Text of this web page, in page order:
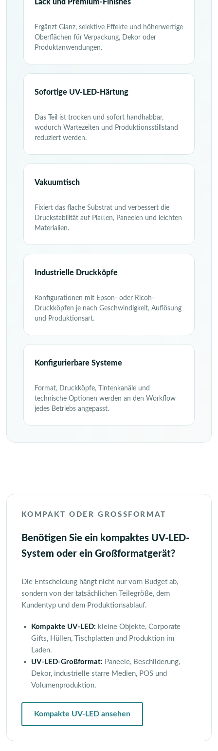
Lack und Premium-Finishes
Ergänzt Glanz, selektive Effekte und höherwertige
Oberflächen für Verpackung, Dekor oder
Produktanwendungen.
Sofortige UV-LED-Härtung
Das Teil ist trocken und sofort handhabbar,
wodurch Wartezeiten und Produktionsstillstand
reduziert werden.
Vakuumtisch
Fixiert das flache Substrat und verbessert die
Druckstabilität auf Platten, Paneelen und leichten
Materialien.
Industrielle Druckköpfe
Konfigurationen mit Epson- oder Ricoh-
Druckköpfen je nach Geschwindigkeit, Auflösung
und Produktionsart.
Konfigurierbare Systeme
Format, Druckköpfe, Tintenkanäle und
technische Optionen werden an den Workflow
jedes Betriebs angepasst.
KOMPAKT ODER GROSSFORMAT
Benötigen Sie ein kompaktes UV-LED-
System oder ein Großformatgerät?
Die Entscheidung hängt nicht nur vom Budget ab,
sondern von der tatsächlichen Teilegröße, dem
Kundentyp und dem Produktionsablauf.
Kompakte UV-LED: kleine Objekte, Corporate
Gifts, Hüllen, Tischplatten und Produktion im
Laden.
UV-LED-Großformat: Paneele, Beschilderung,
Dekor, industrielle starre Medien, POS und
Volumenproduktion.
Kompakte UV-LED ansehen